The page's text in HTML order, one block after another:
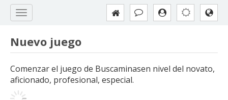
Nuevo juego
Comenzar el juego de Buscaminasen nivel del novato,
aficionado, profesional, especial.